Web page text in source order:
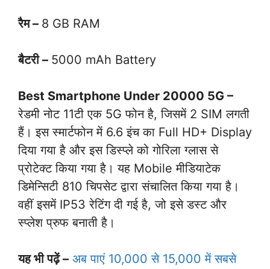
रैम – 8 GB RAM
बैटरी – 5000 mAh Battery
Best Smartphone Under 20000 5G –
रेडमी नोट 11टी एक 5G फोन है, जिसमें 2 SIM लगती
हैं। इस स्मार्टफोन में 6.6 इंच का Full HD+ Display
दिया गया है और इस डिस्प्ले को गोरिला ग्लास से
प्रोटेक्ट किया गया है। यह Mobile मीडियाटेक
डिमेन्सिटी 810 चिपसेट द्वारा संचालित किया गया है।
वहीं इसमें IP53 रेटिंग दी गई है, जो इसे डस्ट और
स्प्लेश प्रुफ बनाती है।
यह भी पढ़ें – अब पाएं 10,000 से 15,000 में सबसे